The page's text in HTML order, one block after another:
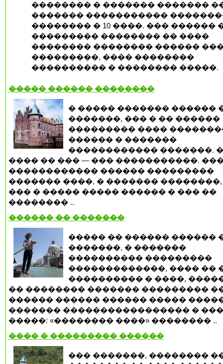
�������� � ������� �������
������� �����������
�������� � 10 ����. ��� ������
��������� �������� �� ����
�������� �������� ������
���������, ���� ��������
���������� � �������� �����.
����� ������ ��������
� ����� ������� ������
�������, ��� � �� ������
��������� ����
������ � �������
������������ �������.
���� �� ��� — ��� �����������.
������������ ������ ���������
������� ����, � �������
��� � ����� ����� ������ � ��� ��
�������� ..
������ �� �������
����� �� ������ ������
�������, � �������
���������� ���������
�������������, ���� ��
���������� � ����,
�� �������� ������� ���������
������ ������ ������ �����
������� ����������������� �
�����: «�������� ����» �������� ..
���� � ��������� ������
��� �������, ��������